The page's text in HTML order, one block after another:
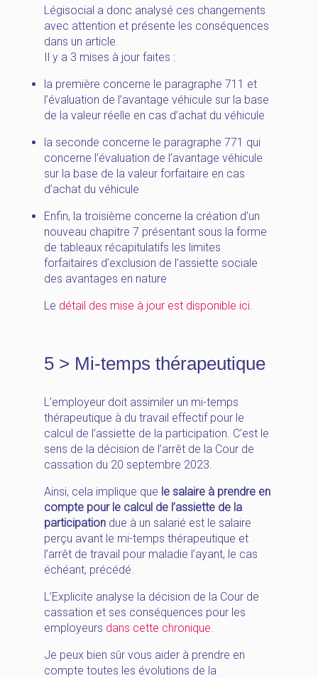
Légisocial a donc analysé ces changements
avec attention et présente les conséquences
dans un article.
Il y a 3 mises à jour faites :
la première concerne le paragraphe 711 et
l’évaluation de l’avantage véhicule sur la base
de la valeur réelle en cas d’achat du véhicule
la seconde concerne le paragraphe 771 qui
concerne l’évaluation de l’avantage véhicule
sur la base de la valeur forfaitaire en cas
d’achat du véhicule
Enfin, la troisième concerne la création d’un
nouveau chapitre 7 présentant sous la forme
de tableaux récapitulatifs les limites
forfaitaires d’exclusion de l’assiette sociale
des avantages en nature
Le détail des mise à jour est disponible ici.
5 > Mi-temps thérapeutique
L’employeur doit assimiler un mi-temps
thérapeutique à du travail effectif pour le
calcul de l’assiette de la participation. C’est le
sens de la décision de l’arrêt de la Cour de
cassation du 20 septembre 2023.
Ainsi, cela implique que le salaire à prendre en
compte pour le calcul de l’assiette de la
participation due à un salarié est le salaire
perçu avant le mi-temps thérapeutique et
l’arrêt de travail pour maladie l’ayant, le cas
échéant, précédé.
L’Explicite analyse la décision de la Cour de
cassation et ses conséquences pour les
employeurs dans cette chronique.
Je peux bien sûr vous aider à prendre en
compte toutes les évolutions de la